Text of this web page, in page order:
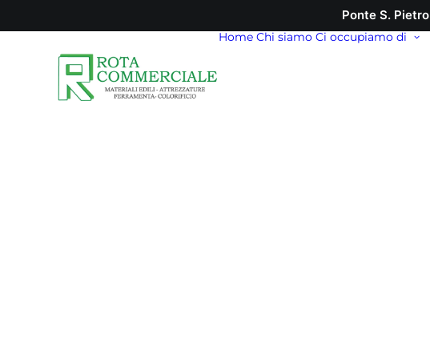
Ponte S. Pietro
Home Chi siamo Ci occupiamo di